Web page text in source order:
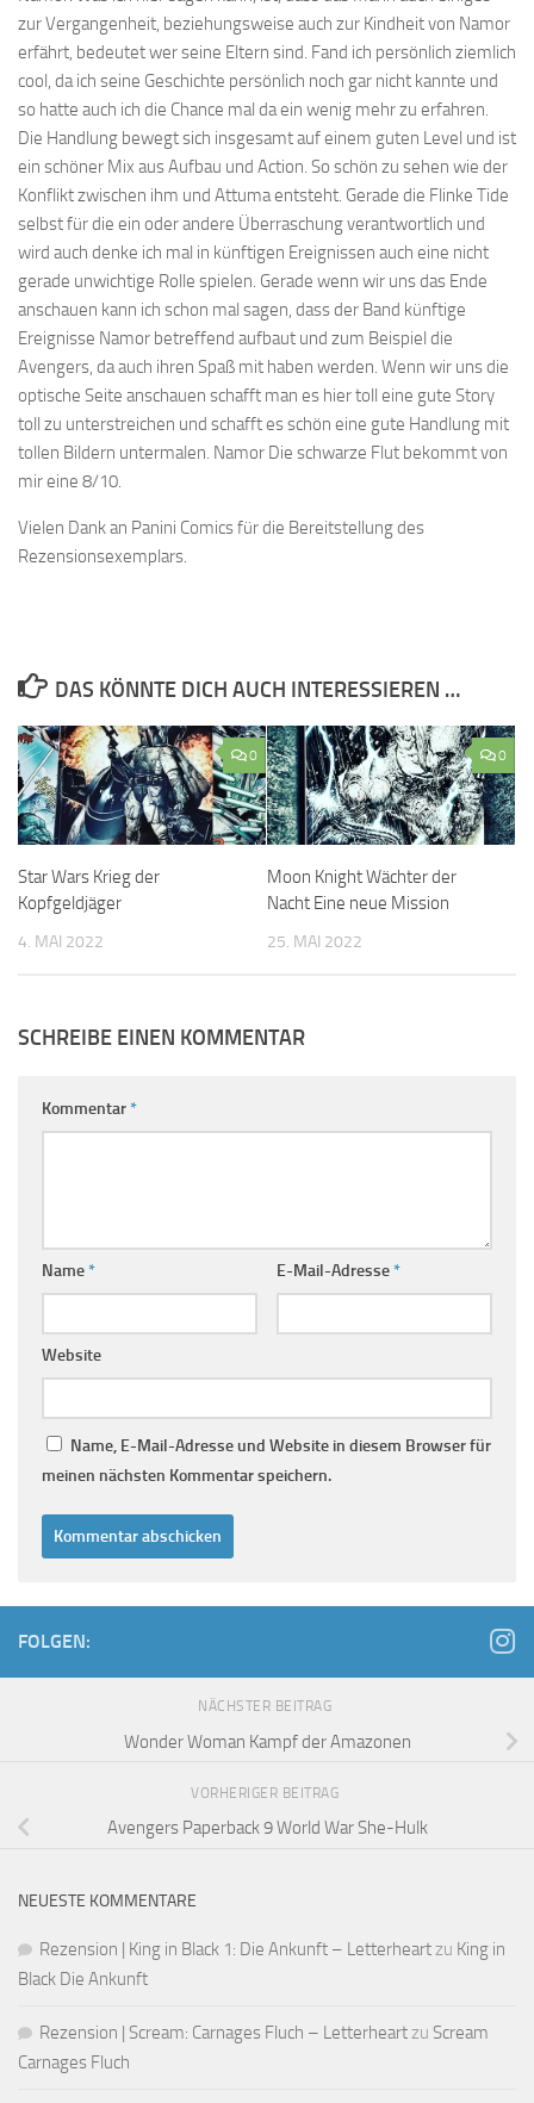
zur Vergangenheit, beziehungsweise auch zur Kindheit von Namor
erfährt, bedeutet wer seine Eltern sind. Fand ich persönlich ziemlich
cool, da ich seine Geschichte persönlich noch gar nicht kannte und
so hatte auch ich die Chance mal da ein wenig mehr zu erfahren.
Die Handlung bewegt sich insgesamt auf einem guten Level und ist
ein schöner Mix aus Aufbau und Action. So schön zu sehen wie der
Konflikt zwischen ihm und Attuma entsteht. Gerade die Flinke Tide
selbst für die ein oder andere Überraschung verantwortlich und
wird auch denke ich mal in künftigen Ereignissen auch eine nicht
gerade unwichtige Rolle spielen. Gerade wenn wir uns das Ende
anschauen kann ich schon mal sagen, dass der Band künftige
Ereignisse Namor betreffend aufbaut und zum Beispiel die
Avengers, da auch ihren Spaß mit haben werden. Wenn wir uns die
optische Seite anschauen schafft man es hier toll eine gute Story
toll zu unterstreichen und schafft es schön eine gute Handlung mit
tollen Bildern untermalen. Namor Die schwarze Flut bekommt von
mir eine 8/10.
Vielen Dank an Panini Comics für die Bereitstellung des
Rezensionsexemplars.
DAS KÖNNTE DICH AUCH INTERESSIEREN …
0
Star Wars Krieg der
Kopfgeldjäger
4. MAI 2022
0
Moon Knight Wächter der
Nacht Eine neue Mission
25. MAI 2022
SCHREIBE EINEN KOMMENTAR
Kommentar*
Name* E-Mail-Adresse*
Website
Name, E-Mail-Adresse und Website in diesem Browser für
meinen nächsten Kommentar speichern.
FOLGEN:
NÄCHSTER BEITRAG
Wonder Woman Kampf der Amazonen
VORHERIGER BEITRAG
Avengers Paperback 9 World War She-Hulk
NEUESTE KOMMENTARE
Rezension | King in Black 1: Die Ankunft – Letterheartzu King in
Black Die Ankunft
Rezension | Scream: Carnages Fluch – Letterheartzu Scream
Carnages Fluch